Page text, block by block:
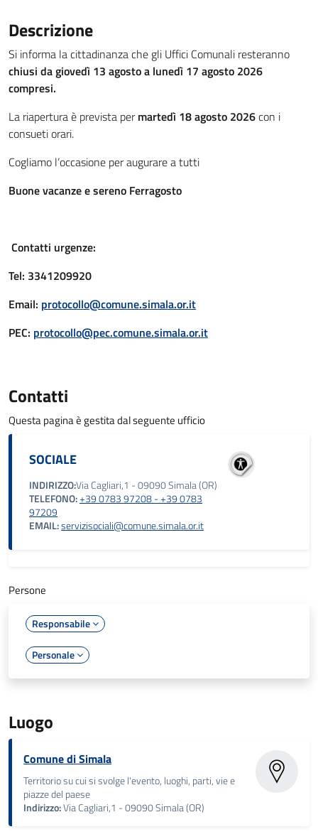
Descrizione
Si informa la cittadinanza che gli Uffici Comunali resteranno
chiusi da giovedì 13 agosto a lunedì 17 agosto 2026
compresi.
La riapertura è prevista permartedì 18 agosto 2026con i
consueti orari.
Cogliamo l’occasione per augurare a tutti
Buone vacanze e sereno Ferragosto
Contatti urgenze:
Tel: 3341209920
Email: protocollo@comune.simala.or.it
PEC: protocollo@pec.comune.simala.or.it
Contatti
Questa pagina è gestita dal seguente ufficio
SOCIALE
INDIRIZZO:Via Cagliari,1 - 09090 Simala (OR)
TELEFONO:+39 0783 97208 - +39 0783
97209
EMAIL:servizisociali@comune.simala.or.it
Persone
Responsabile
Personale
Luogo
Comune di Simala
Territorio su cui si svolge l'evento, luoghi, parti, vie e
piazze del paese
Indirizzo:Via Cagliari,1 - 09090 Simala (OR)